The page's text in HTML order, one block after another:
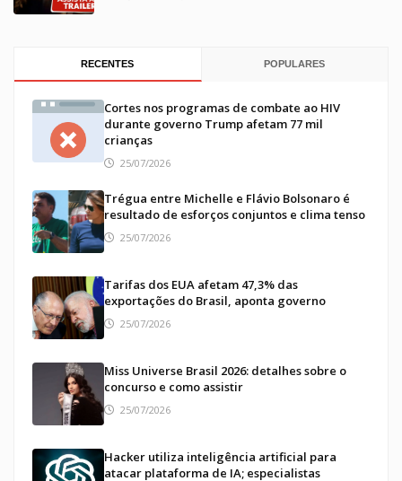
RECENTES POPULARES
Cortes nos programas de combate ao HIV
durante governo Trump afetam 77 mil
crianças
25/07/2026
Trégua entre Michelle e Flávio Bolsonaro é
resultado de esforços conjuntos e clima tenso
25/07/2026
Tarifas dos EUA afetam 47,3% das
exportações do Brasil, aponta governo
25/07/2026
Miss Universe Brasil 2026: detalhes sobre o
concurso e como assistir
25/07/2026
Hacker utiliza inteligência artificial para
atacar plataforma de IA; especialistas